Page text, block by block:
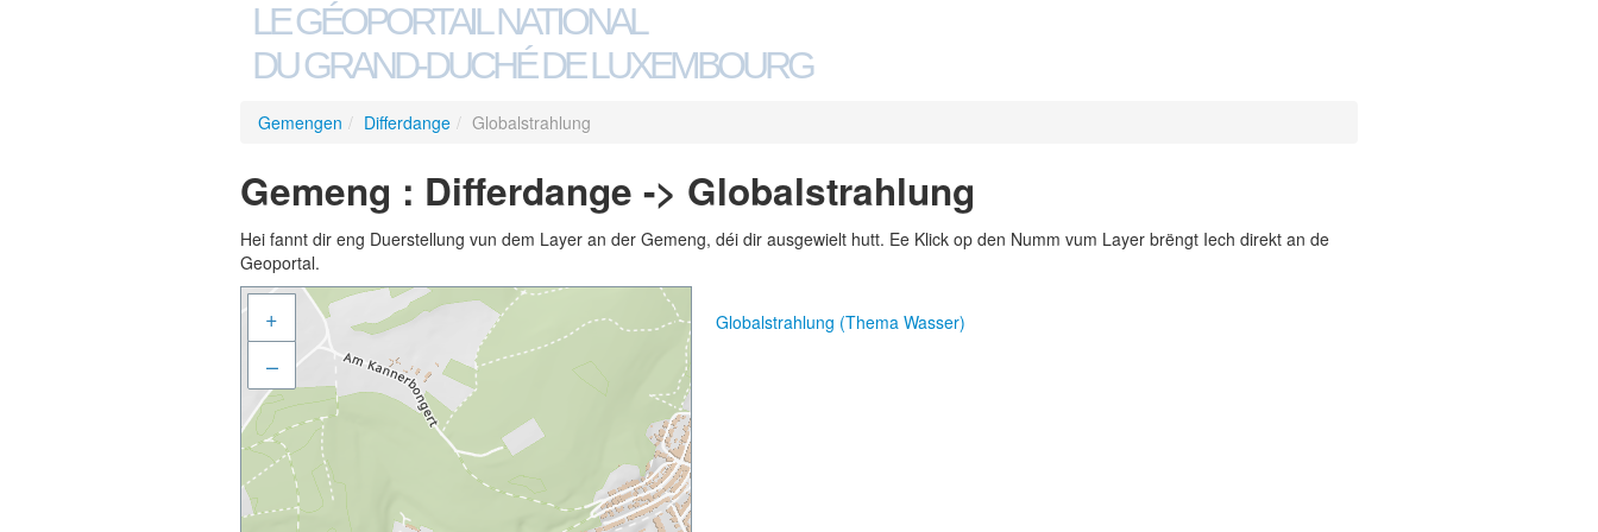
LE GÉOPORTAIL NATIONAL
DU GRAND-DUCHÉ DE LUXEMBOURG
Gemengen / Differdange / Globalstrahlung
Gemeng : Differdange -> Globalstrahlung
Hei fannt dir eng Duerstellung vun dem Layer an der Gemeng, déi dir ausgewielt hutt. Ee Klick op den Numm vum Layer brëngt Iech direkt an de
Geoportal.
+
–
Globalstrahlung (Thema Wasser)